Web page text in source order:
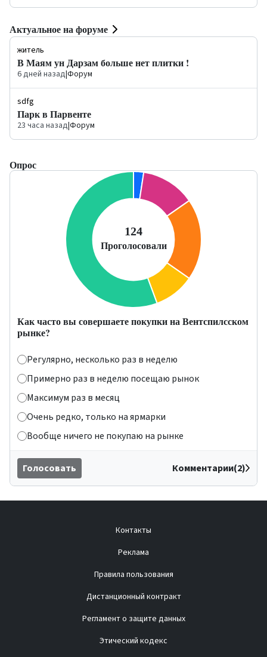
Актуальное на форуме
житель
В Маям ун Дарзам больше нет плитки !
6 дней назад|Форум
sdfg
Парк в Парвенте
23 часа назад|Форум
Опрос
Как часто вы совершаете покупки на Вентспилсском
рынке?
Регулярно, несколько раз в неделю
Примерно раз в неделю посещаю рынок
Максимум раз в месяц
Очень редко, только на ярмарки
Вообще ничего не покупаю на рынке
Голосовать Комментарии(2)
Контакты
Реклама
Правила пользования
Дистанционный контракт
Регламент о защите данных
Этический кодекс